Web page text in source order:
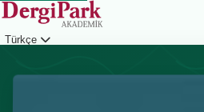
Türkçe